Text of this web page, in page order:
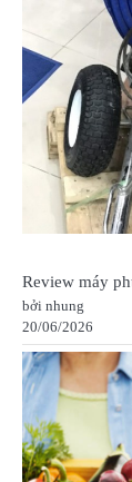
Review máy
bởi nhung
20/06/2026